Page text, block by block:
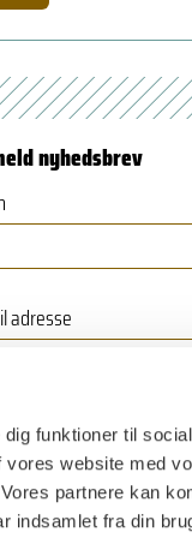
funktioner til
website med
partnere kan
indsamlet fra din
nyhedsbrev
adresse